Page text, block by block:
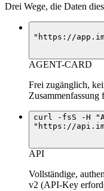
Drei Wege, die Daten
"https://
AGENT-CARD
Frei zugänglich,
curl -fsS -H
"https://
API
Vollständige,
v2 (API-Key